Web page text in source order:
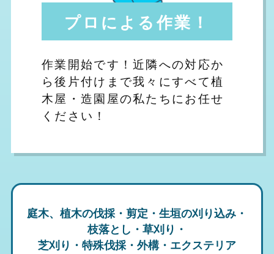
プロによる作業！
作業開始です！近隣への対応か
ら後片付けまで我々にすべて植
木屋・造園屋の私たちにお任せ
ください！
庭木、植木の伐採・剪定・生垣の刈り込み・
枝落とし・草刈り・
芝刈り・特殊伐採・外構・エクステリア